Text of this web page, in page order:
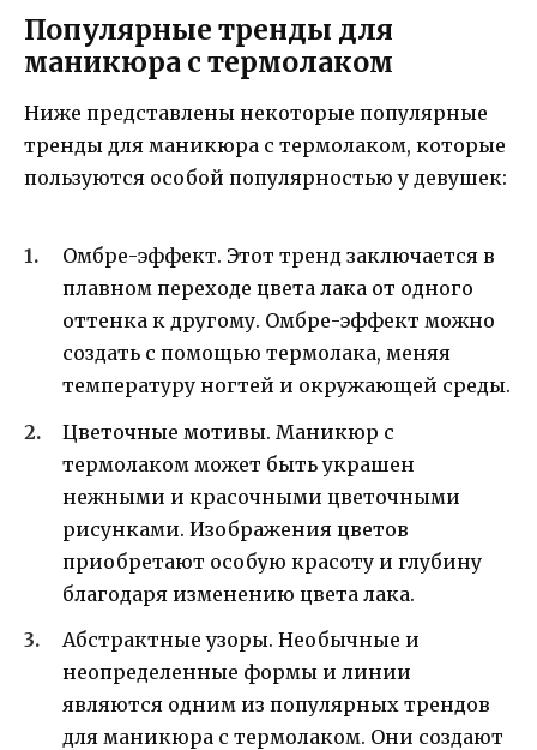
Популярные тренды для
маникюра с термолаком
Ниже представлены некоторые популярные
тренды для маникюра с термолаком, которые
пользуются особой популярностью у девушек:
Омбре-эффект. Этот тренд заключается в
плавном переходе цвета лака от одного
оттенка к другому. Омбре-эффект можно
создать с помощью термолака, меняя
температуру ногтей и окружающей среды.
Цветочные мотивы. Маникюр с
термолаком может быть украшен
нежными и красочными цветочными
рисунками. Изображения цветов
приобретают особую красоту и глубину
благодаря изменению цвета лака.
Абстрактные узоры. Необычные и
неопределенные формы и линии
являются одним из популярных трендов
для маникюра с термолаком. Они создают